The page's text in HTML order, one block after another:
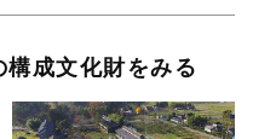
構成文化財をみる